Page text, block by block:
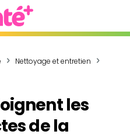
Nettoyage et entretien
les
de la